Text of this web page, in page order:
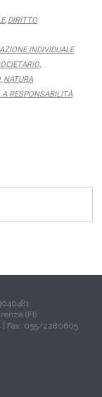
, DIRITTO
AZIONE INDIVIDUALE
NATURA
A RESPONSABILITÀ
(FI)
Fax: 055/2280605